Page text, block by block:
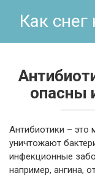
Как снег
опасны
Антибиотики – это
уничтожают
инфекционные
например, ангина,